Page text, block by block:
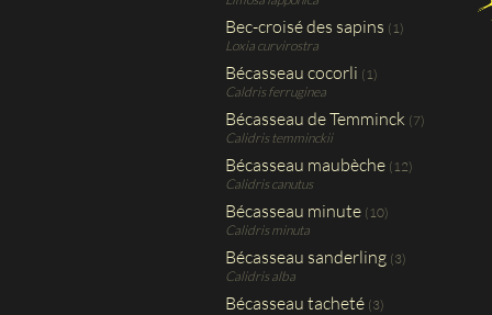
Bec-croisé des sapins (1)
Loxia curvirostra
Bécasseau cocorli (1)
Caldris ferruginea
Bécasseau de Temminck (7)
Calidris temminckii
Bécasseau maubèche (12)
Calidris canutus
Bécasseau minute (10)
Calidris minuta
Bécasseau sanderling (3)
Calidris alba
Bécasseau tacheté (3)